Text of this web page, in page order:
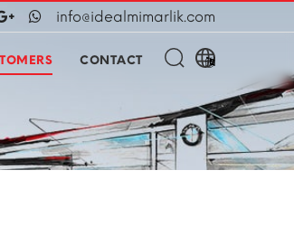
info@idealmimarlik.com
CONTACT